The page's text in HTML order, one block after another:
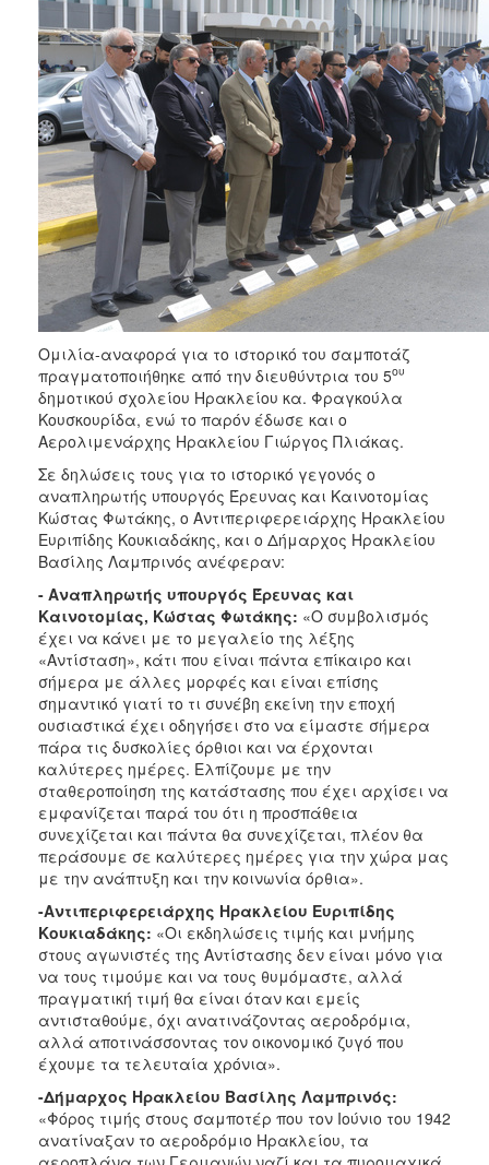
Ομιλία-αναφορά για το ιστορικό του σαμποτάζ
πραγματοποιήθηκε από την διευθύντρια του 5ου
δημοτικού σχολείου Ηρακλείου κα. Φραγκούλα
Κουσκουρίδα, ενώ το παρόν έδωσε και ο
Αερολιμενάρχης Ηρακλείου Γιώργος Πλιάκας.
Σε δηλώσεις τους για το ιστορικό γεγονός ο
αναπληρωτής υπουργός Έρευνας και Καινοτομίας
Κώστας Φωτάκης, ο Αντιπεριφερειάρχης Ηρακλείου
Ευριπίδης Κουκιαδάκης, και ο Δήμαρχος Ηρακλείου
Βασίλης Λαμπρινός ανέφεραν:
- Αναπληρωτής υπουργός Έρευνας και
Καινοτομίας, Κώστας Φωτάκης: «Ο συμβολισμός
έχει να κάνει με το μεγαλείο της λέξης
«Αντίσταση», κάτι που είναι πάντα επίκαιρο και
σήμερα με άλλες μορφές και είναι επίσης
σημαντικό γιατί το τι συνέβη εκείνη την εποχή
ουσιαστικά έχει οδηγήσει στο να είμαστε σήμερα
πάρα τις δυσκολίες όρθιοι και να έρχονται
καλύτερες ημέρες. Ελπίζουμε με την
σταθεροποίηση της κατάστασης που έχει αρχίσει να
εμφανίζεται παρά του ότι η προσπάθεια
συνεχίζεται και πάντα θα συνεχίζεται, πλέον θα
περάσουμε σε καλύτερες ημέρες για την χώρα μας
με την ανάπτυξη και την κοινωνία όρθια».
-Αντιπεριφερειάρχης Ηρακλείου Ευριπίδης
Κουκιαδάκης: «Οι εκδηλώσεις τιμής και μνήμης
στους αγωνιστές της Αντίστασης δεν είναι μόνο για
να τους τιμούμε και να τους θυμόμαστε, αλλά
πραγματική τιμή θα είναι όταν και εμείς
αντισταθούμε, όχι ανατινάζοντας αεροδρόμια,
αλλά αποτινάσσοντας τον οικονομικό ζυγό που
έχουμε τα τελευταία χρόνια».
-Δήμαρχος Ηρακλείου Βασίλης Λαμπρινός:
«Φόρος τιμής στους σαμποτέρ που τον Ιούνιο του 1942
ανατίναξαν το αεροδρόμιο Ηρακλείου, τα